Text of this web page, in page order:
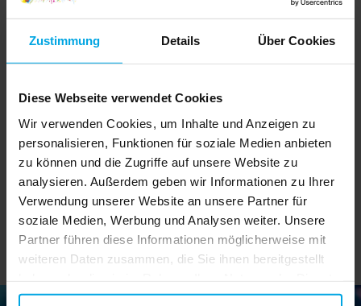
Zustimmung Details Über Cookies
Diese Webseite verwendet Cookies
Wir verwenden Cookies, um Inhalte und Anzeigen zu
personalisieren, Funktionen für soziale Medien anbieten
zu können und die Zugriffe auf unsere Website zu
analysieren. Außerdem geben wir Informationen zu Ihrer
Verwendung unserer Website an unsere Partner für
soziale Medien, Werbung und Analysen weiter. Unsere
Partner führen diese Informationen möglicherweise mit
weiteren Daten zusammen, die Sie ihnen bereitgestellt
gesammelt haben. Ihre Einwilligung können Sie jederzeit.
Wasserpistole 10 cm
Preis:1,09 €
1,09 €
Ballspiel Fang den Ball
Preis:0,99 €
0,99 €